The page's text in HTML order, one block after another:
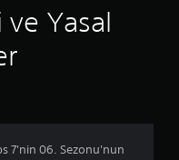
e
.
3
Yasal
7'nin 06. Sezonu'nun